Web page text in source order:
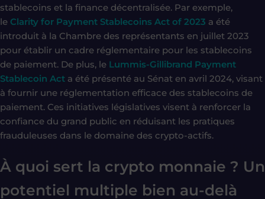
stablecoins et la finance décentralisée. Par exemple,
le Clarity for Payment Stablecoins Act of 2023 a été
introduit à la Chambre des représentants en juillet 2023
pour établir un cadre réglementaire pour les stablecoins
de paiement. De plus, le Lummis-Gillibrand Payment
Stablecoin Act a été présenté au Sénat en avril 2024, visant
à fournir une réglementation efficace des stablecoins de
paiement. Ces initiatives législatives visent à renforcer la
confiance du grand public en réduisant les pratiques
frauduleuses dans le domaine des crypto-actifs.
À quoi sert la crypto monnaie ? Un
potentiel multiple bien au-delà